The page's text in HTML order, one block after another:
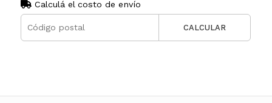
Calculá el costo de envío
CALCULAR